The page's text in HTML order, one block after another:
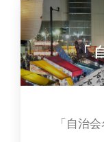
「
「自治